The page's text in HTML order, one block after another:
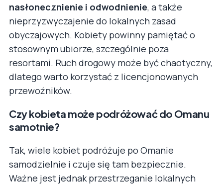
nasłonecznienie i odwodnienie, a także
nieprzyzwyczajenie do lokalnych zasad
obyczajowych. Kobiety powinny pamiętać o
stosownym ubiorze, szczególnie poza
resortami. Ruch drogowy może być chaotyczny,
dlatego warto korzystać z licencjonowanych
przewoźników.
Czy kobieta może podróżować do Omanu
samotnie?
Tak, wiele kobiet podróżuje po Omanie
samodzielnie i czuje się tam bezpiecznie.
Ważne jest jednak przestrzeganie lokalnych